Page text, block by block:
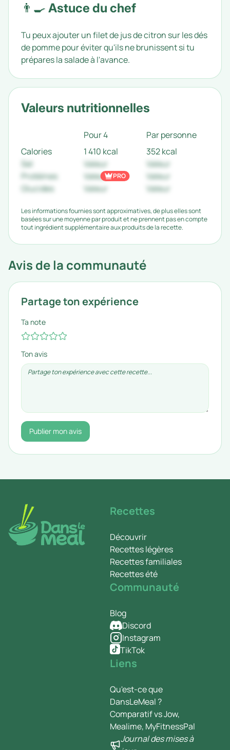
👨‍🍳 Astuce du chef
Tu peux ajouter un filet de jus de citron sur les dés
de pomme pour éviter qu'ils ne brunissent si tu
prépares la salade à l'avance.
Valeurs nutritionnelles
Pour 4
Par personne
Calories
1 410 kcal
352 kcal
Sel
Valeur
Valeur
Protéines
Valeur
Valeur
Glucides
Valeur Valeur
PRO
Les informations fournies sont approximatives, de plus elles sont
basées sur une moyenne par produit et ne prennent pas en compte
tout ingrédient supplémentaire aux produits de la recette.
Avis de la communauté
Partage ton expérience
Ta note
Ton avis
Publier mon avis
Recettes
Découvrir
Recettes légères
Recettes familiales
Recettes été
Communauté
Blog
Discord
Instagram
TikTok
Liens
Qu'est-ce que
DansLeMeal ?
Comparatif vs Jow,
Mealime, MyFitnessPal
Journal des mises à